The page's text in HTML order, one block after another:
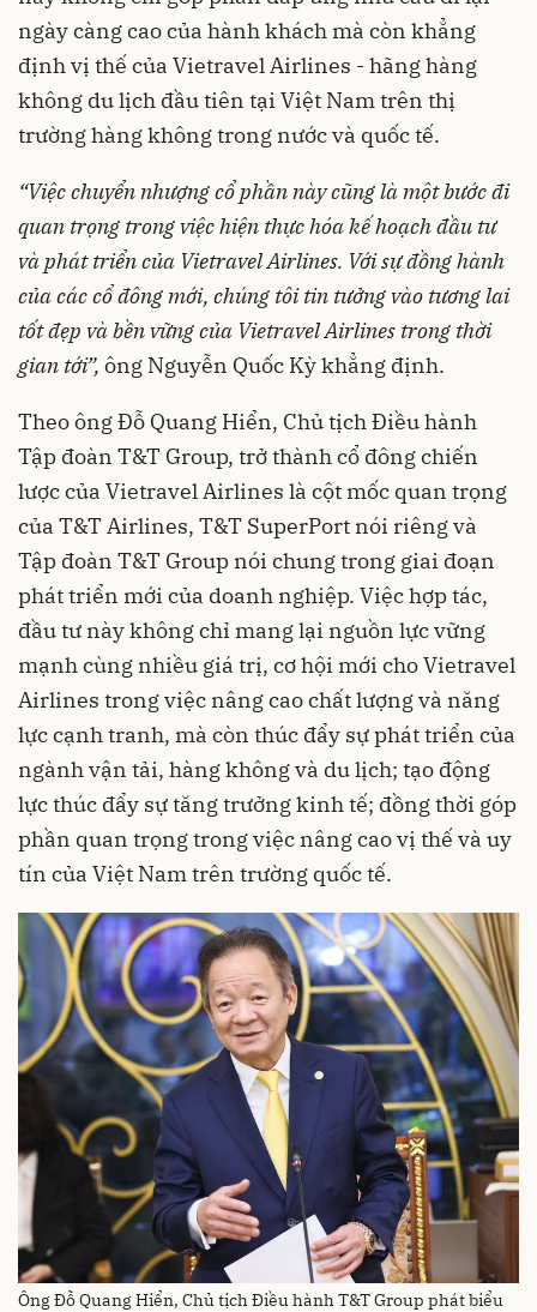
ngày càng cao của hành khách mà còn khẳng
định vị thế của Vietravel Airlines - hãng hàng
không du lịch đầu tiên tại Việt Nam trên thị
trường hàng không trong nước và quốc tế.
“Việc chuyển nhượng cổ phần này cũng là một bước đi
quan trọng trong việc hiện thực hóa kế hoạch đầu tư
và phát triển của Vietravel Airlines. Với sự đồng hành
của các cổ đông mới, chúng tôi tin tưởng vào tương lai
tốt đẹp và bền vững của Vietravel Airlines trong thời
gian tới”, ông Nguyễn Quốc Kỳ khẳng định.
Theo ông Đỗ Quang Hiển, Chủ tịch Điều hành
Tập đoàn T&T Group, trở thành cổ đông chiến
lược của Vietravel Airlines là cột mốc quan trọng
của T&T Airlines, T&T SuperPort nói riêng và
Tập đoàn T&T Group nói chung trong giai đoạn
phát triển mới của doanh nghiệp. Việc hợp tác,
đầu tư này không chỉ mang lại nguồn lực vững
mạnh cùng nhiều giá trị, cơ hội mới cho Vietravel
Airlines trong việc nâng cao chất lượng và năng
lực cạnh tranh, mà còn thúc đẩy sự phát triển của
ngành vận tải, hàng không và du lịch; tạo động
lực thúc đẩy sự tăng trưởng kinh tế; đồng thời góp
phần quan trọng trong việc nâng cao vị thế và uy
tín của Việt Nam trên trường quốc tế.
Ông Đỗ Quang Hiển, Chủ tịch Điều hành T&T Group phát biểu